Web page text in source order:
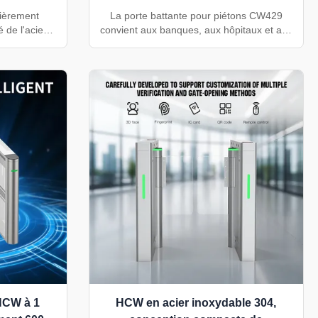
de l'acier
écoles,
piétons
campus universitaires
La porte battante pour piétons CW429
convient aux banques, aux hôpitaux et aux
configuration de passages larges et
l'installation d'entrées à plusieurs voies.
à 1
HCW en acier inoxydable 304,